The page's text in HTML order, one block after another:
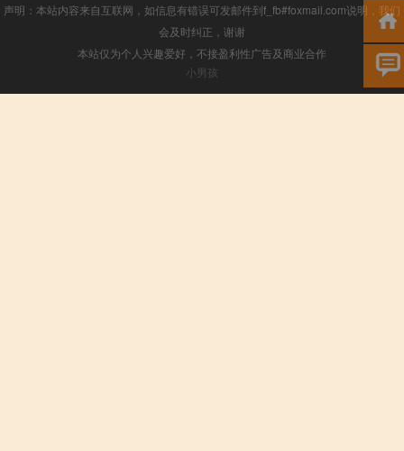
声明：本站内容来自互联网，如信息有错误可发邮件到f_fb#foxmail.com说明，我们
会及时纠正，谢谢
本站仅为个人兴趣爱好，不接盈利性广告及商业合作
小男孩